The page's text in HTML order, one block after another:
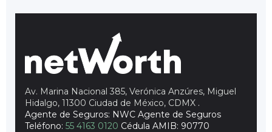
Av. Marina Nacional 385, Verónica Anzúres, Miguel
Hidalgo, 11300 Ciudad de México, CDMX .
Agente de Seguros: NWC Agente de Seguros
Teléfono: 55 4163 0120 Cédula AMIB: 90770